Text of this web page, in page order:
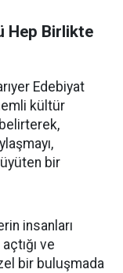
Hep Birlikte
Edebiyat
kültür
bir
insanları
ve
bir buluşmada